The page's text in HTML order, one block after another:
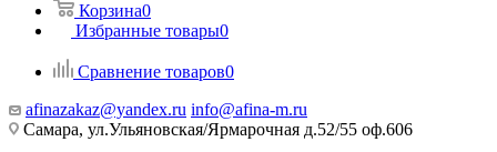
Корзина0
Избранные товары0
Сравнение товаров0
afinazakaz@yandex.ru info@afina-m.ru
Самара, ул.Ульяновская/Ярмарочная д.52/55 оф.606